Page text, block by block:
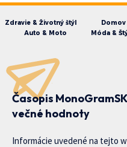
Zdravie & Životný štýl Domov
Auto & Moto
Móda &
Časopis
večné hodnoty
Informácie uvedené na tejto